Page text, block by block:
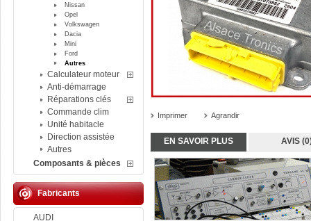
Nissan
Opel
Volkswagen
Dacia
Mini
Ford
Autres
Calculateur moteur
Anti-démarrage
Réparations clés
Commande clim
Unité habitacle
Direction assistée
Autres
Composants & pièces
Fabricants
AUDI
Imprimer Agrandir
EN SAVOIR PLUS AVIS